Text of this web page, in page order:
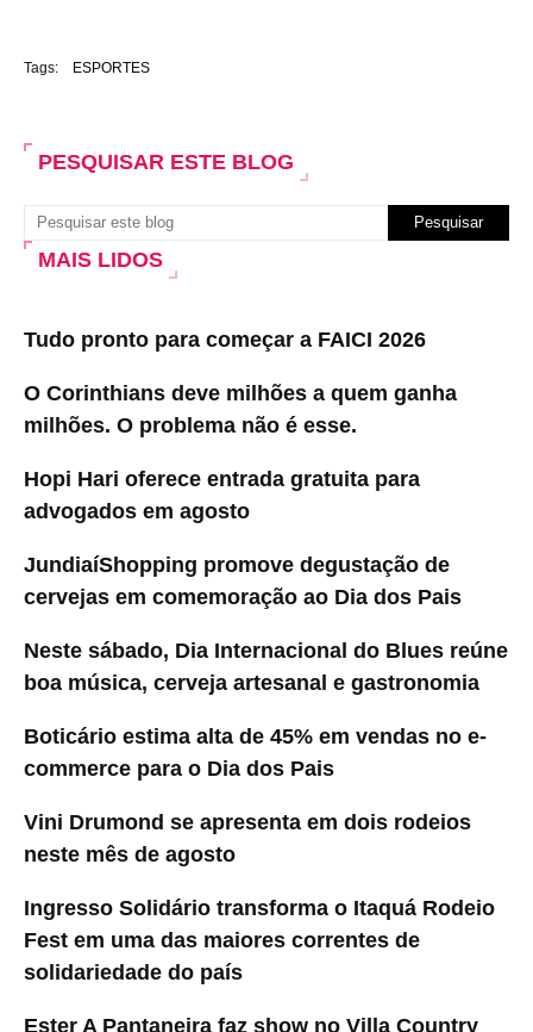
Tags: ESPORTES
PESQUISAR ESTE BLOG
MAIS LIDOS
Tudo pronto para começar a FAICI 2026
O Corinthians deve milhões a quem ganha
milhões. O problema não é esse.
Hopi Hari oferece entrada gratuita para
advogados em agosto
JundiaíShopping promove degustação de
cervejas em comemoração ao Dia dos Pais
Neste sábado, Dia Internacional do Blues reúne
boa música, cerveja artesanal e gastronomia
Boticário estima alta de 45% em vendas no e-
commerce para o Dia dos Pais
Vini Drumond se apresenta em dois rodeios
neste mês de agosto
Ingresso Solidário transforma o Itaquá Rodeio
Fest em uma das maiores correntes de
solidariedade do país
Ester A Pantaneira faz show no Villa Country